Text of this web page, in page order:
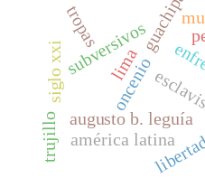
guachipa
oncenio
augusto b. leguía
lima
subversivos
américa latina
siglo xxi
tropas
trujillo